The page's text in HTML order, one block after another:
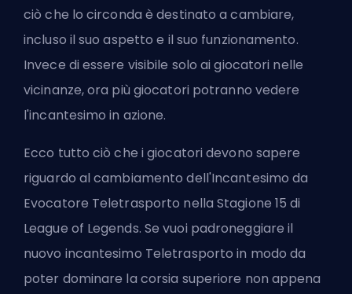
ciò che lo circonda è destinato a cambiare,
incluso il suo aspetto e il suo funzionamento.
Invece di essere visibile solo ai giocatori nelle
vicinanze, ora più giocatori potranno vedere
l'incantesimo in azione.
Ecco tutto ciò che i giocatori devono sapere
riguardo al cambiamento dell'Incantesimo da
Evocatore Teletrasporto nella Stagione 15 di
League of Legends. Se vuoi padroneggiare il
nuovo incantesimo Teletrasporto in modo da
poter dominare la corsia superiore non appena